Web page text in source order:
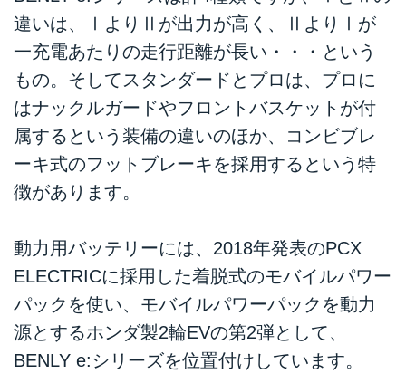
違いは、ⅠよりⅡが出力が高く、ⅡよりⅠが
一充電あたりの走行距離が長い・・・という
もの。そしてスタンダードとプロは、プロに
はナックルガードやフロントバスケットが付
属するという装備の違いのほか、コンビブレ
ーキ式のフットブレーキを採用するという特
徴があります。
動力用バッテリーには、2018年発表のPCX
ELECTRICに採用した着脱式のモバイルパワー
パックを使い、モバイルパワーパックを動力
源とするホンダ製2輪EVの第2弾として、
BENLY e:シリーズを位置付けしています。